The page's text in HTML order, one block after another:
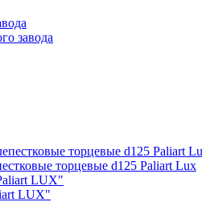
завода
торцевые d125 Paliart Lux
LUX"